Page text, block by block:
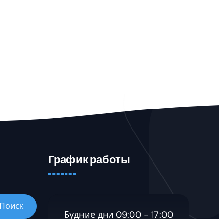
График работы
Будние дни 09:00 - 17:00